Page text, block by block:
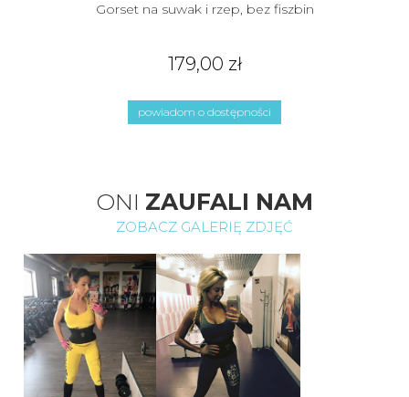
Gorset na suwak i rzep, bez fiszbin
179,00 zł
powiadom o dostępności
ONI ZAUFALI NAM
ZOBACZ GALERIĘ ZDJĘĆ